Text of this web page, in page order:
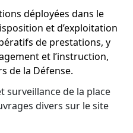
déployées dans le
et d’exploitation
de prestations, y
et l’instruction,
de la Défense.
surveillance de la place
divers sur le site